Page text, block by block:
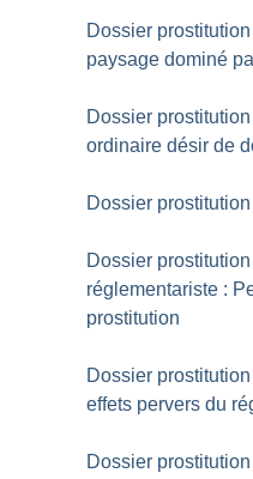
Dossier
paysage dominé
Dossier
ordinaire désir de
Dossier
Dossier
réglementariste :
prostitution
Dossier
effets pervers du
Dossier